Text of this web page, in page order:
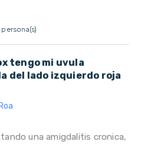
persona(s)
tengo mi uvula
del lado izquierdo roja
una amigdalitis cronica,